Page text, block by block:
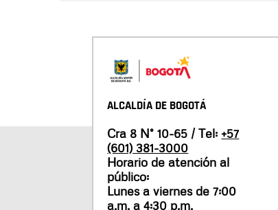
ALCALDÍA DE BOGOTÁ
Cra 8 N° 10-65 / Tel: +57
(601) 381-3000
Horario de atención al
público:
Lunes a viernes de 7:00
a.m. a 4:30 p.m.